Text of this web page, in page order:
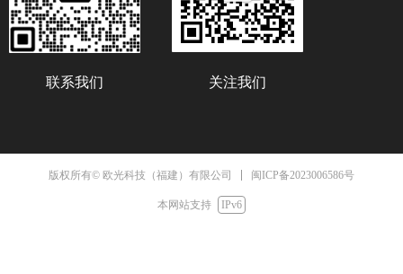
联系我们 关注我们
版权所有© 欧光科技（福建）有限公司 闽ICP备2023006586号
本网站支持 IPv6